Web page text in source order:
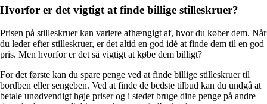
Hvorfor er det vigtigt at finde billige stilleskruer?
Prisen på stilleskruer kan variere afhængigt af, hvor du køber dem. Når
du leder efter stilleskruer, er det altid en god idé at finde dem til en god
pris. Men hvorfor er det så vigtigt at købe dem billigt?
For det første kan du spare penge ved at finde billige stilleskruer til
bordben eller sengeben. Ved at finde de bedste tilbud kan du undgå at
betale unødvendigt høje priser og i stedet bruge dine penge på andre